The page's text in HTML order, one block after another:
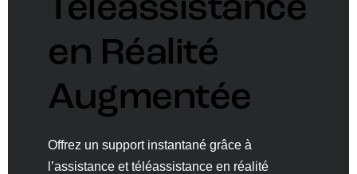
Téléassistance
en Réalité
Augmentée
Offrez un support instantané grâce à
l’assistance et téléassistance en réalité